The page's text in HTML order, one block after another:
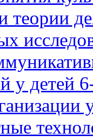
теории
у детей